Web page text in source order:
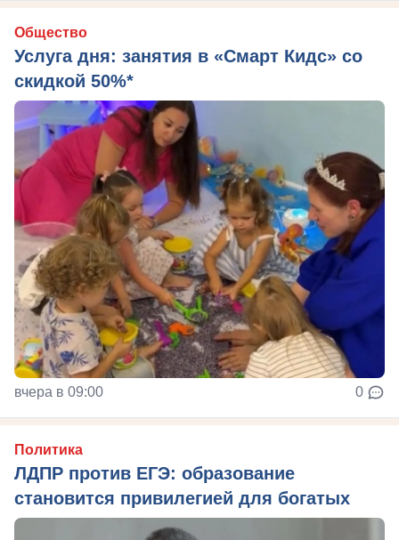
Общество
Услуга дня: занятия в «Смарт Кидс» со
скидкой 50%*
вчера в 09:00 0
Политика
ЛДПР против ЕГЭ: образование
становится привилегией для богатых